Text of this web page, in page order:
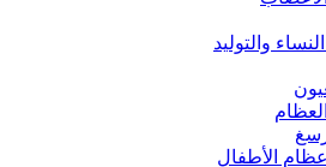
والتوليد
الأطفال